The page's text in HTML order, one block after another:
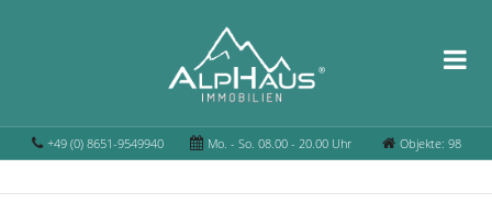
+49 (0) 8651-9549940 Mo. - So. 08.00 - 20.00 Uhr Objekte: 98